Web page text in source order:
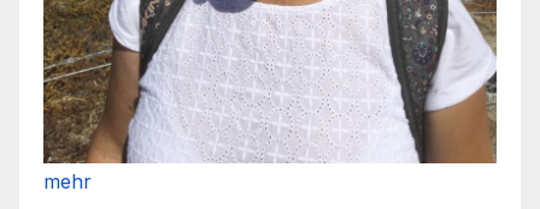
mehr